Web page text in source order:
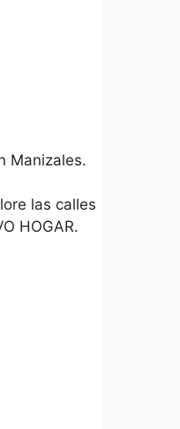
Manizales.
las calles
HOGAR.